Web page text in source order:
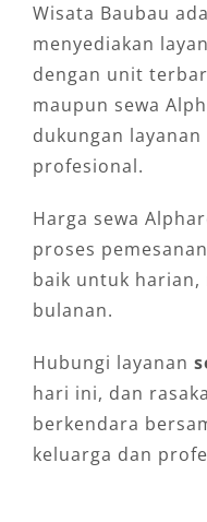
Wisata Baubau
menyediakan
dengan unit
maupun sewa
dukungan
profesional.
Harga sewa
proses
baik untuk harian,
bulanan.
Hubungi layanan
hari ini, dan
berkendara
keluarga dan